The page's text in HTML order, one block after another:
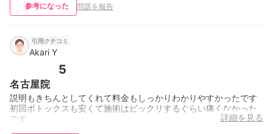
参考になった 問題を報告
引用クチコミ
Akari Y
5
名古屋院
説明もきちんとしてくれて料金もしっかりわかりやすかったです
初回ボトックスも安くて施術はビックリするぐらい痛くなかった
です。
詳細を見る